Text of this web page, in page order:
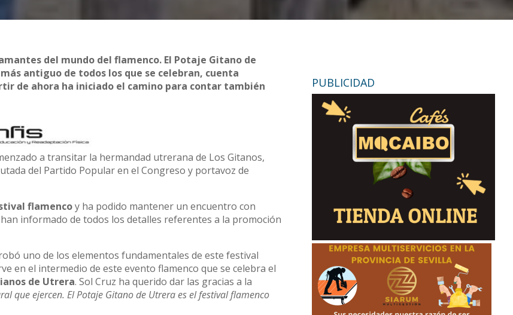
del mundo del flamenco. El Potaje Gitano de
antiguo de todos los que se celebran, cuenta
de ahora ha iniciado el camino para contar también
a transitar la hermandad utrerana de Los Gitanos,
del Partido Popular en el Congreso y portavoz de
flamencoy ha podido mantener un encuentro con
informado de todos los detalles referentes a la promoción
uno de los elementos fundamentales de este festival
en el intermedio de este evento flamenco que se celebra el
de Utrera. Sol Cruz ha querido dar las gracias a la
que ejercen. El Potaje Gitano de Utrera es el festival flamenco
PUBLICIDAD